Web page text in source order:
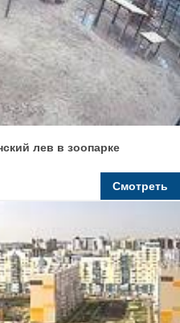
лев в зоопарке
Смотреть